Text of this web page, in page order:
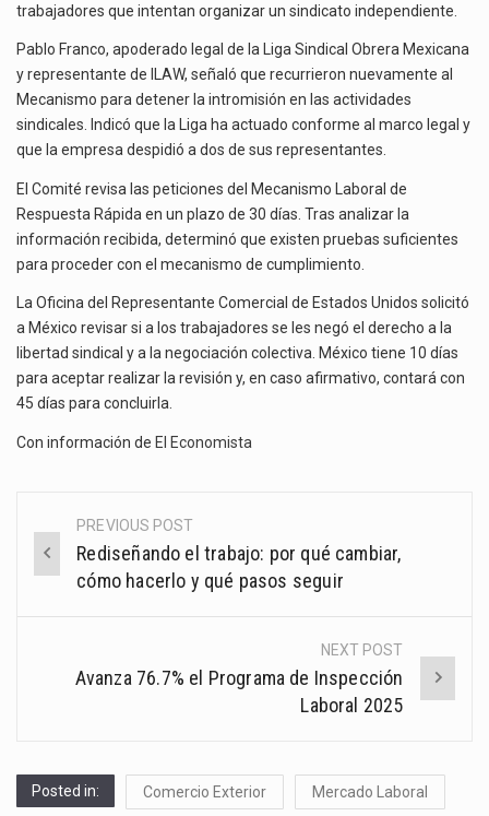
trabajadores que intentan organizar un sindicato independiente.
Pablo Franco, apoderado legal de la Liga Sindical Obrera Mexicana
y representante de ILAW, señaló que recurrieron nuevamente al
Mecanismo para detener la intromisión en las actividades
sindicales. Indicó que la Liga ha actuado conforme al marco legal y
que la empresa despidió a dos de sus representantes.
El Comité revisa las peticiones del Mecanismo Laboral de
Respuesta Rápida en un plazo de 30 días. Tras analizar la
información recibida, determinó que existen pruebas suficientes
para proceder con el mecanismo de cumplimiento.
La Oficina del Representante Comercial de Estados Unidos solicitó
a México revisar si a los trabajadores se les negó el derecho a la
libertad sindical y a la negociación colectiva. México tiene 10 días
para aceptar realizar la revisión y, en caso afirmativo, contará con
45 días para concluirla.
Con información de El Economista
Post
navigation
PREVIOUS POST
Rediseñando el trabajo: por qué cambiar,
cómo hacerlo y qué pasos seguir
NEXT POST
Avanza 76.7% el Programa de Inspección
Laboral 2025
Posted in: Comercio Exterior Mercado Laboral